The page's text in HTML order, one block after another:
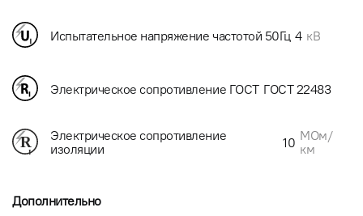
Испытательное напряжение частотой 50Гц 4 кВ
Электрическое сопротивление ГОСТ ГОСТ 22483
Электрическое сопротивление
изоляции
10 МОм/
км
Дополнительно